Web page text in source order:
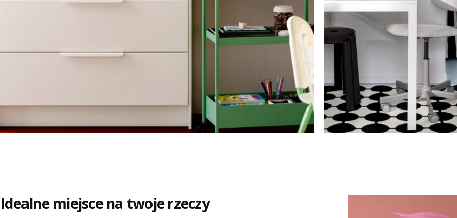
Idealne miejsce na twoje rzeczy